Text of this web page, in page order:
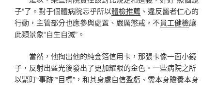
子”了。對于個體病院忘乎所以體檢推薦 、違反醫者仁心的
行動，主管部分也應參與處置、嚴厲懲戒，不員工健檢讓
此類景象“自生自滅”。
當然，他掏出他的純金箔信用卡，那張卡像一面小鏡
子，反射出藍光後發出了更加耀眼的金色。一些病院之所
以緊盯“事跡”“目標”，和其身處自信盈虧、需本身贍養本身